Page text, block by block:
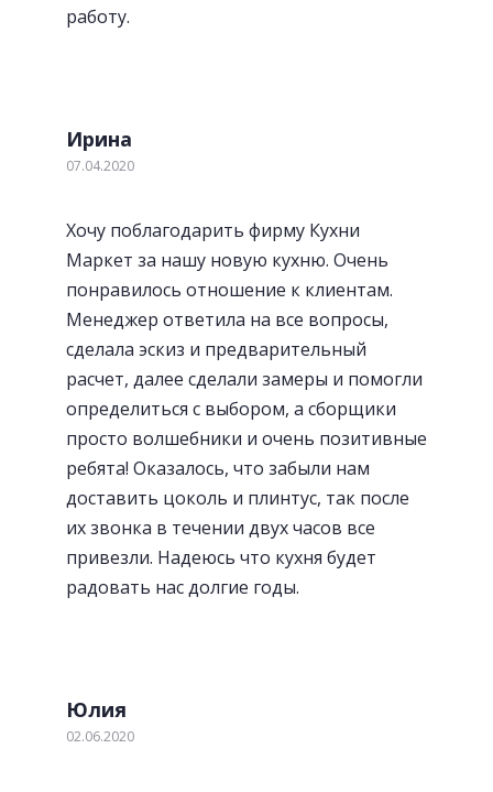
работу.
Ирина
07.04.2020
Хочу поблагодарить фирму Кухни
Маркет за нашу новую кухню. Очень
понравилось отношение к клиентам.
Менеджер ответила на все вопросы,
сделала эскиз и предварительный
расчет, далее сделали замеры и помогли
определиться с выбором, а сборщики
просто волшебники и очень позитивные
ребята! Оказалось, что забыли нам
доставить цоколь и плинтус, так после
их звонка в течении двух часов все
привезли. Надеюсь что кухня будет
радовать нас долгие годы.
Юлия
02.06.2020